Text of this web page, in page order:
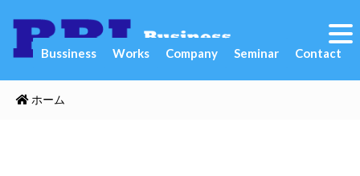
Bussiness Works Company Seminar Contact
ホーム